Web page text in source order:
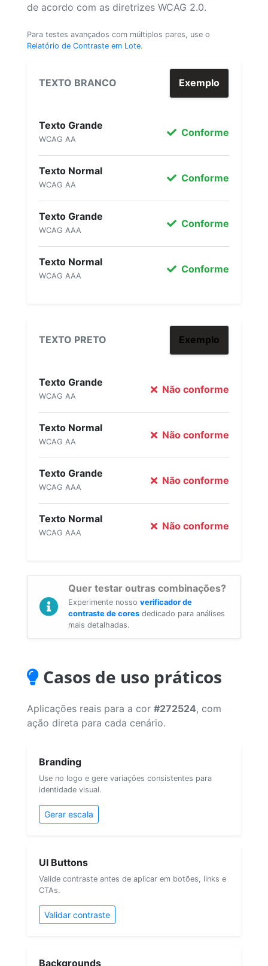
de acordo com as diretrizes WCAG 2.0.
Para testes avançados com múltiplos pares, use o
Relatório de Contraste em Lote.
TEXTO BRANCO Exemplo
Texto Grande
WCAG AA
Conforme
Texto Normal
WCAG AA
Conforme
Texto Grande
WCAG AAA
Conforme
Texto Normal
WCAG AAA
Conforme
TEXTO PRETO Exemplo
Texto Grande
WCAG AA
Não conforme
Texto Normal
WCAG AA
Não conforme
Texto Grande
WCAG AAA
Não conforme
Texto Normal
WCAG AAA
Não conforme
Quer testar outras combinações?
Experimente nosso verificador de
contraste de cores dedicado para análises
mais detalhadas.
Casos de uso práticos
Aplicações reais para a cor #272524, com
ação direta para cada cenário.
Branding
Use no logo e gere variações consistentes para
identidade visual.
Gerar escala
UI Buttons
Valide contraste antes de aplicar em botões, links e
CTAs.
Validar contraste
Backgrounds